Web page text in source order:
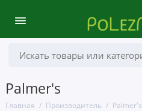
Palmer's
Главная Производитель Palmer's